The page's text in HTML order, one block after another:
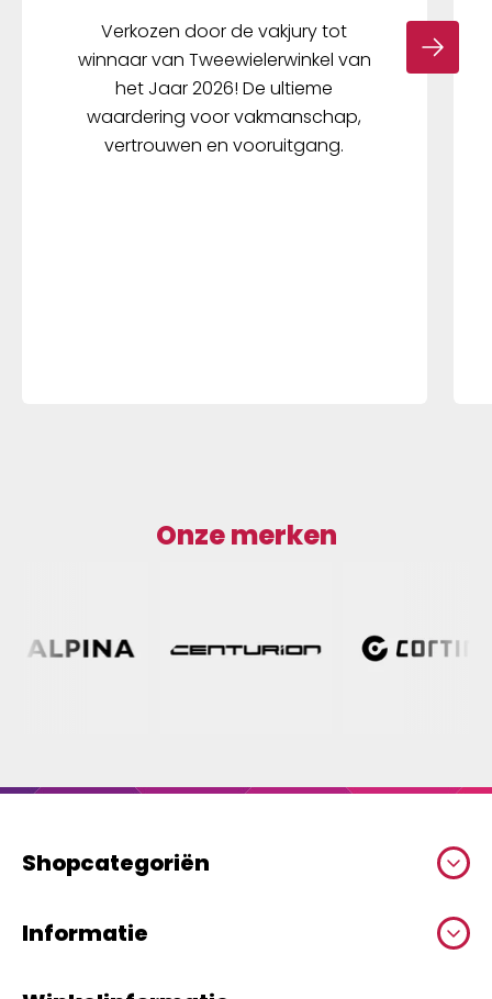
Verkozen door de vakjury tot
winnaar van Tweewielerwinkel van
het Jaar 2026! De ultieme
waardering voor vakmanschap,
vertrouwen en vooruitgang.
Onze merken
Shopcategoriën
Informatie